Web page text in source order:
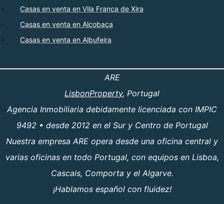
Casas en venta en Vila Franca de Xira
Casas en venta en Alcobaça
Casas en venta en Albufeira
ARE
LisbonProperty, Portugal
Agencia Inmobiliaria debidamente licenciada con IMPIC
9492 • desde 2012 en el Sur y Centro de Portugal
Nuestra empresa ARE opera desde una oficina central y
varias oficinas en todo Portugal, con equipos en Lisboa,
Cascais, Comporta y el Algarve.
¡Hablamos español con fluidez!